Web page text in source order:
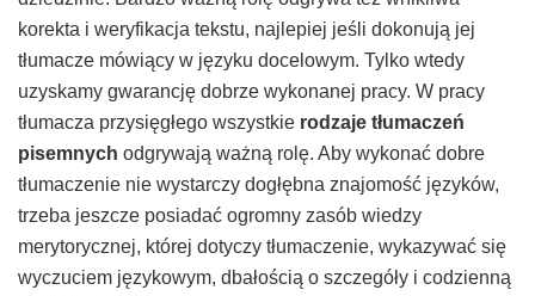
korekta i weryfikacja tekstu, najlepiej jeśli dokonują jej
tłumacze mówiący w języku docelowym. Tylko wtedy
uzyskamy gwarancję dobrze wykonanej pracy. W pracy
tłumacza przysięgłego wszystkie rodzaje tłumaczeń
pisemnych odgrywają ważną rolę. Aby wykonać dobre
tłumaczenie nie wystarczy dogłębna znajomość języków,
trzeba jeszcze posiadać ogromny zasób wiedzy
merytorycznej, której dotyczy tłumaczenie, wykazywać się
wyczuciem językowym, dbałością o szczegóły i codzienną